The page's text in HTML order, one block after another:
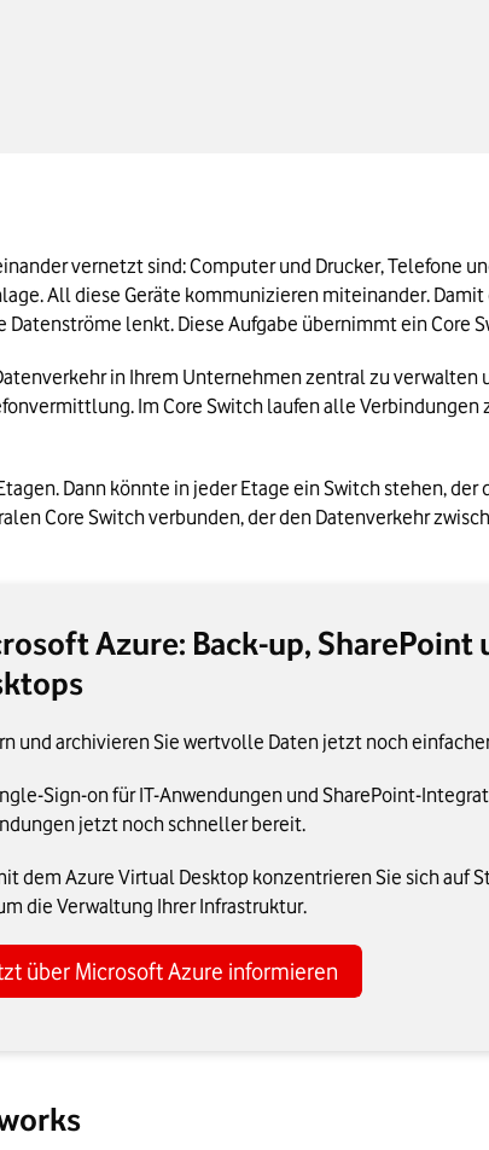
vernetzt sind: Computer und Drucker, Telefone
All diese Geräte kommunizieren miteinander. Damit
lenkt. Diese Aufgabe übernimmt ein Core
in Ihrem Unternehmen zentral zu verwalten
Im Core Switch laufen alle Verbindungen
Dann könnte in jeder Etage ein Switch stehen, der
Core Switch verbunden, der den Datenverkehr
Azure: Back-up, SharePoint
und archivieren Sie wertvolle Daten jetzt noch
Sign-on für IT-Anwendungen und SharePoint-
jetzt noch schneller bereit.
dem Azure Virtual Desktop konzentrieren Sie sich auf
die Verwaltung Ihrer Infrastruktur.
über Microsoft Azure informieren